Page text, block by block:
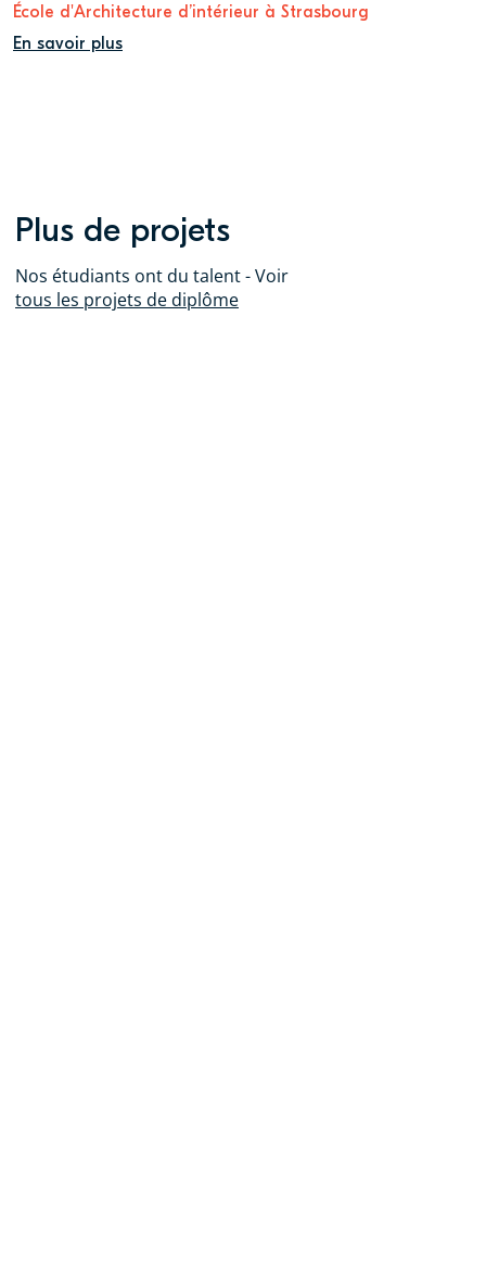
École d'Architecture d’intérieur à Strasbourg
En savoir plus
Plus de projets
Nos étudiants ont du talent - Voir
tous les projets de diplôme